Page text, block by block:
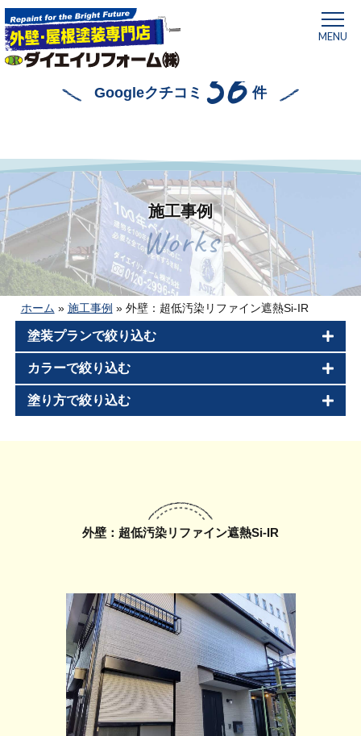
MENU
Googleクチコミ 56 件
ホーム » 施工事例 » 外壁：超低汚染リファイン遮熱Si-IR
施工事例
Works
塗装プランで絞り込む
カラーで絞り込む
塗り方で絞り込む
外壁：超低汚染リファイン遮熱Si-IR